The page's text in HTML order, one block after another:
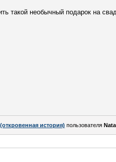
такой необычный подарок на
история) пользователя